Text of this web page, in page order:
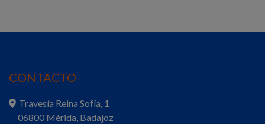
CONTACTO
Travesía Reina Sofía, 1
06800 Mérida, Badajoz